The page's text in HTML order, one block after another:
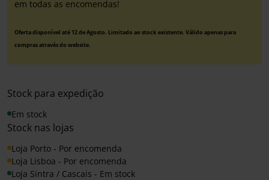
em todas as encomendas!
Oferta disponível até 12 de Agosto. Limitado ao stock existente. Válido apenas para
compras através do website.
Stock para expedição
Em stock
Stock nas lojas
Loja Porto - Por encomenda
Loja Lisboa - Por encomenda
Loja Sintra / Cascais - Em stock